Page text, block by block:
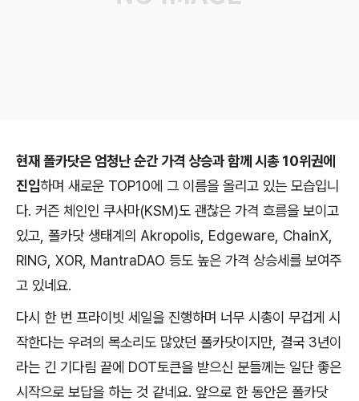
현재 폴카닷은 엄청난 순간 가격 상승과 함께 시총 10위권에
진입하며 새로운 TOP10에 그 이름을 올리고 있는 모습입니
다. 커즌 체인인 쿠사마(KSM)도 괜찮은 가격 흐름을 보이고
있고, 폴카닷 생태계의 Akropolis, Edgeware, ChainX,
RING, XOR, MantraDAO 등도 높은 가격 상승세를 보여주
고 있네요.
다시 한 번 프라이빗 세일을 진행하며 너무 시총이 무겁게 시
작한다는 우려의 목소리도 많았던 폴카닷이지만, 결국 3년이
라는 긴 기다림 끝에 DOT토큰을 받으신 분들께는 일단 좋은
시작으로 보답을 하는 것 같네요. 앞으로 한 동안은 폴카닷